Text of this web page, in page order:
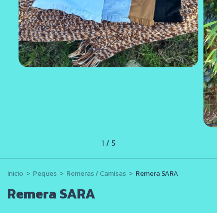
1 / 5
Inicio > Peques > Remeras / Camisas > Remera SARA
Remera SARA